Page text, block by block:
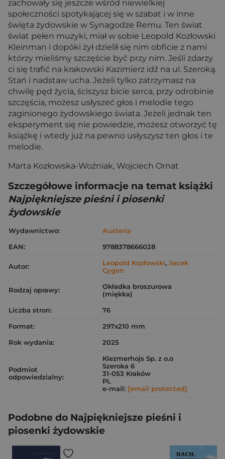
zachowały się jeszcze wśród niewielkiej
społeczności spotykającej się w szabat i w inne
święta żydowskie w Synagodze Remu. Ten świat
świat pełen muzyki, miał w sobie Leopold Kozłowski
Kleinman i dopóki żył dzielił się nim obficie z nami
którzy mieliśmy szczęście być przy nim. Jeśli zdarzy
ci się trafić na krakowski Kazimierz idź na ul. Szeroką.
Stań i nadstaw ucha. Jeżeli tylko zatrzymasz na
chwilę pęd życia, ściszysz bicie serca, przy odrobinie
szczęścia, możesz usłyszeć głos i melodie tego
zaginionego żydowskiego świata. Jeżeli jednak ten
eksperyment się nie powiedzie, możesz otworzyć tę
książkę i wtedy już na pewno usłyszysz ten głos i te
melodie.
Marta Kozłowska-Woźniak, Wojciech Ornat
Szczegółowe informacje na temat książki
Najpiękniejsze pieśni i piosenki
żydowskie
Wydawnictwo:
Austeria
EAN:
9788378666028
Autor: Leopold Kozłowski, Jacek
Cygan
Rodzaj oprawy:
Okładka broszurowa
(miękka)
Liczba stron:
76
Format:
297x210 mm
Rok wydania:
2025
Podmiot
odpowiedzialny:
Klezmerhojs Sp. z o.o
Szeroka 6
31-053 Kraków
PL
e-mail: [email protected]
Podobne do Najpiękniejsze pieśni i
piosenki żydowskie